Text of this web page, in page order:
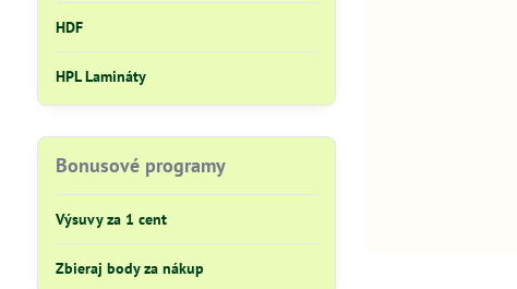
HDF
HPL Lamináty
Bonusové programy
Výsuvy za 1 cent
Zbieraj body za nákup